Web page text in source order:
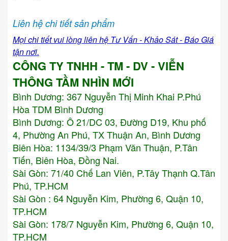
Liên hệ chi tiết sản phẩm
Mọi chi tiết vui lòng liên hệ Tư Vấn - Khảo Sát - Báo Giá
tận nơi.
CÔNG TY TNHH - TM - DV - VIỄN
THÔNG TẦM NHÌN MỚI
Bình Dương: 367 Nguyễn Thị Minh Khai P.Phú
Hòa TDM Bình Dương
Bình Dương: Ô 21/DC 03, Đường D19, Khu phố
4, Phường An Phú, TX Thuận An, Bình Dương
Biên Hòa: 1134/39/3 Phạm Văn Thuận, P.Tân
Tiến, Biên Hòa, Đồng Nai.
Sài Gòn: 71/40 Chế Lan Viên, P.Tây Thạnh Q.Tân
Phú, TP.HCM
Sài Gòn : 64 Nguyễn Kim, Phường 6, Quận 10,
TP.HCM
Sài Gòn: 178/7 Nguyễn Kim, Phường 6, Quận 10,
TP.HCM